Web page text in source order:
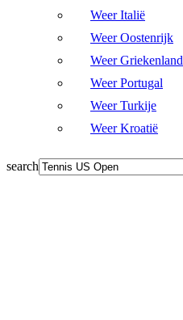
Weer Italië
Weer Oostenrijk
Weer Griekenland
Weer Portugal
Weer Turkije
Weer Kroatië
search